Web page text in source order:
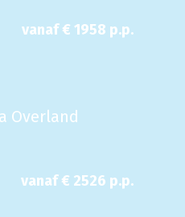
vanaf € 1958 p.p.
Overland
vanaf € 2526 p.p.